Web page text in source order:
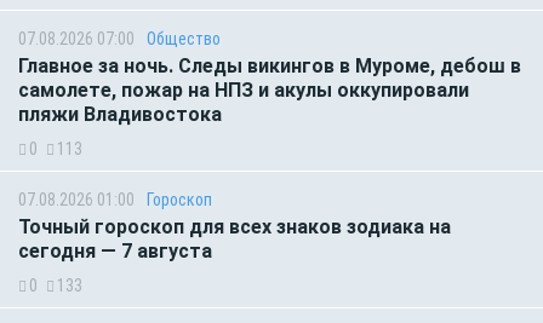
07.08.2026 07:00 Общество
Главное за ночь. Следы викингов в Муроме, дебош в
самолете, пожар на НПЗ и акулы оккупировали
пляжи Владивостока
0 113
07.08.2026 01:00 Гороскоп
Точный гороскоп для всех знаков зодиака на
сегодня — 7 августа
0 133